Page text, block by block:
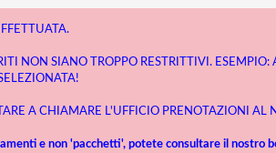
NON SIANO TROPPO RESTRITTIVI.
A CHIAMARE L'UFFICIO PRENOTAZIONI
e non 'pacchetti', potete consultare il nostro